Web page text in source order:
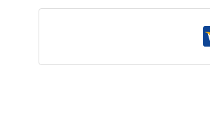
Head,
količina